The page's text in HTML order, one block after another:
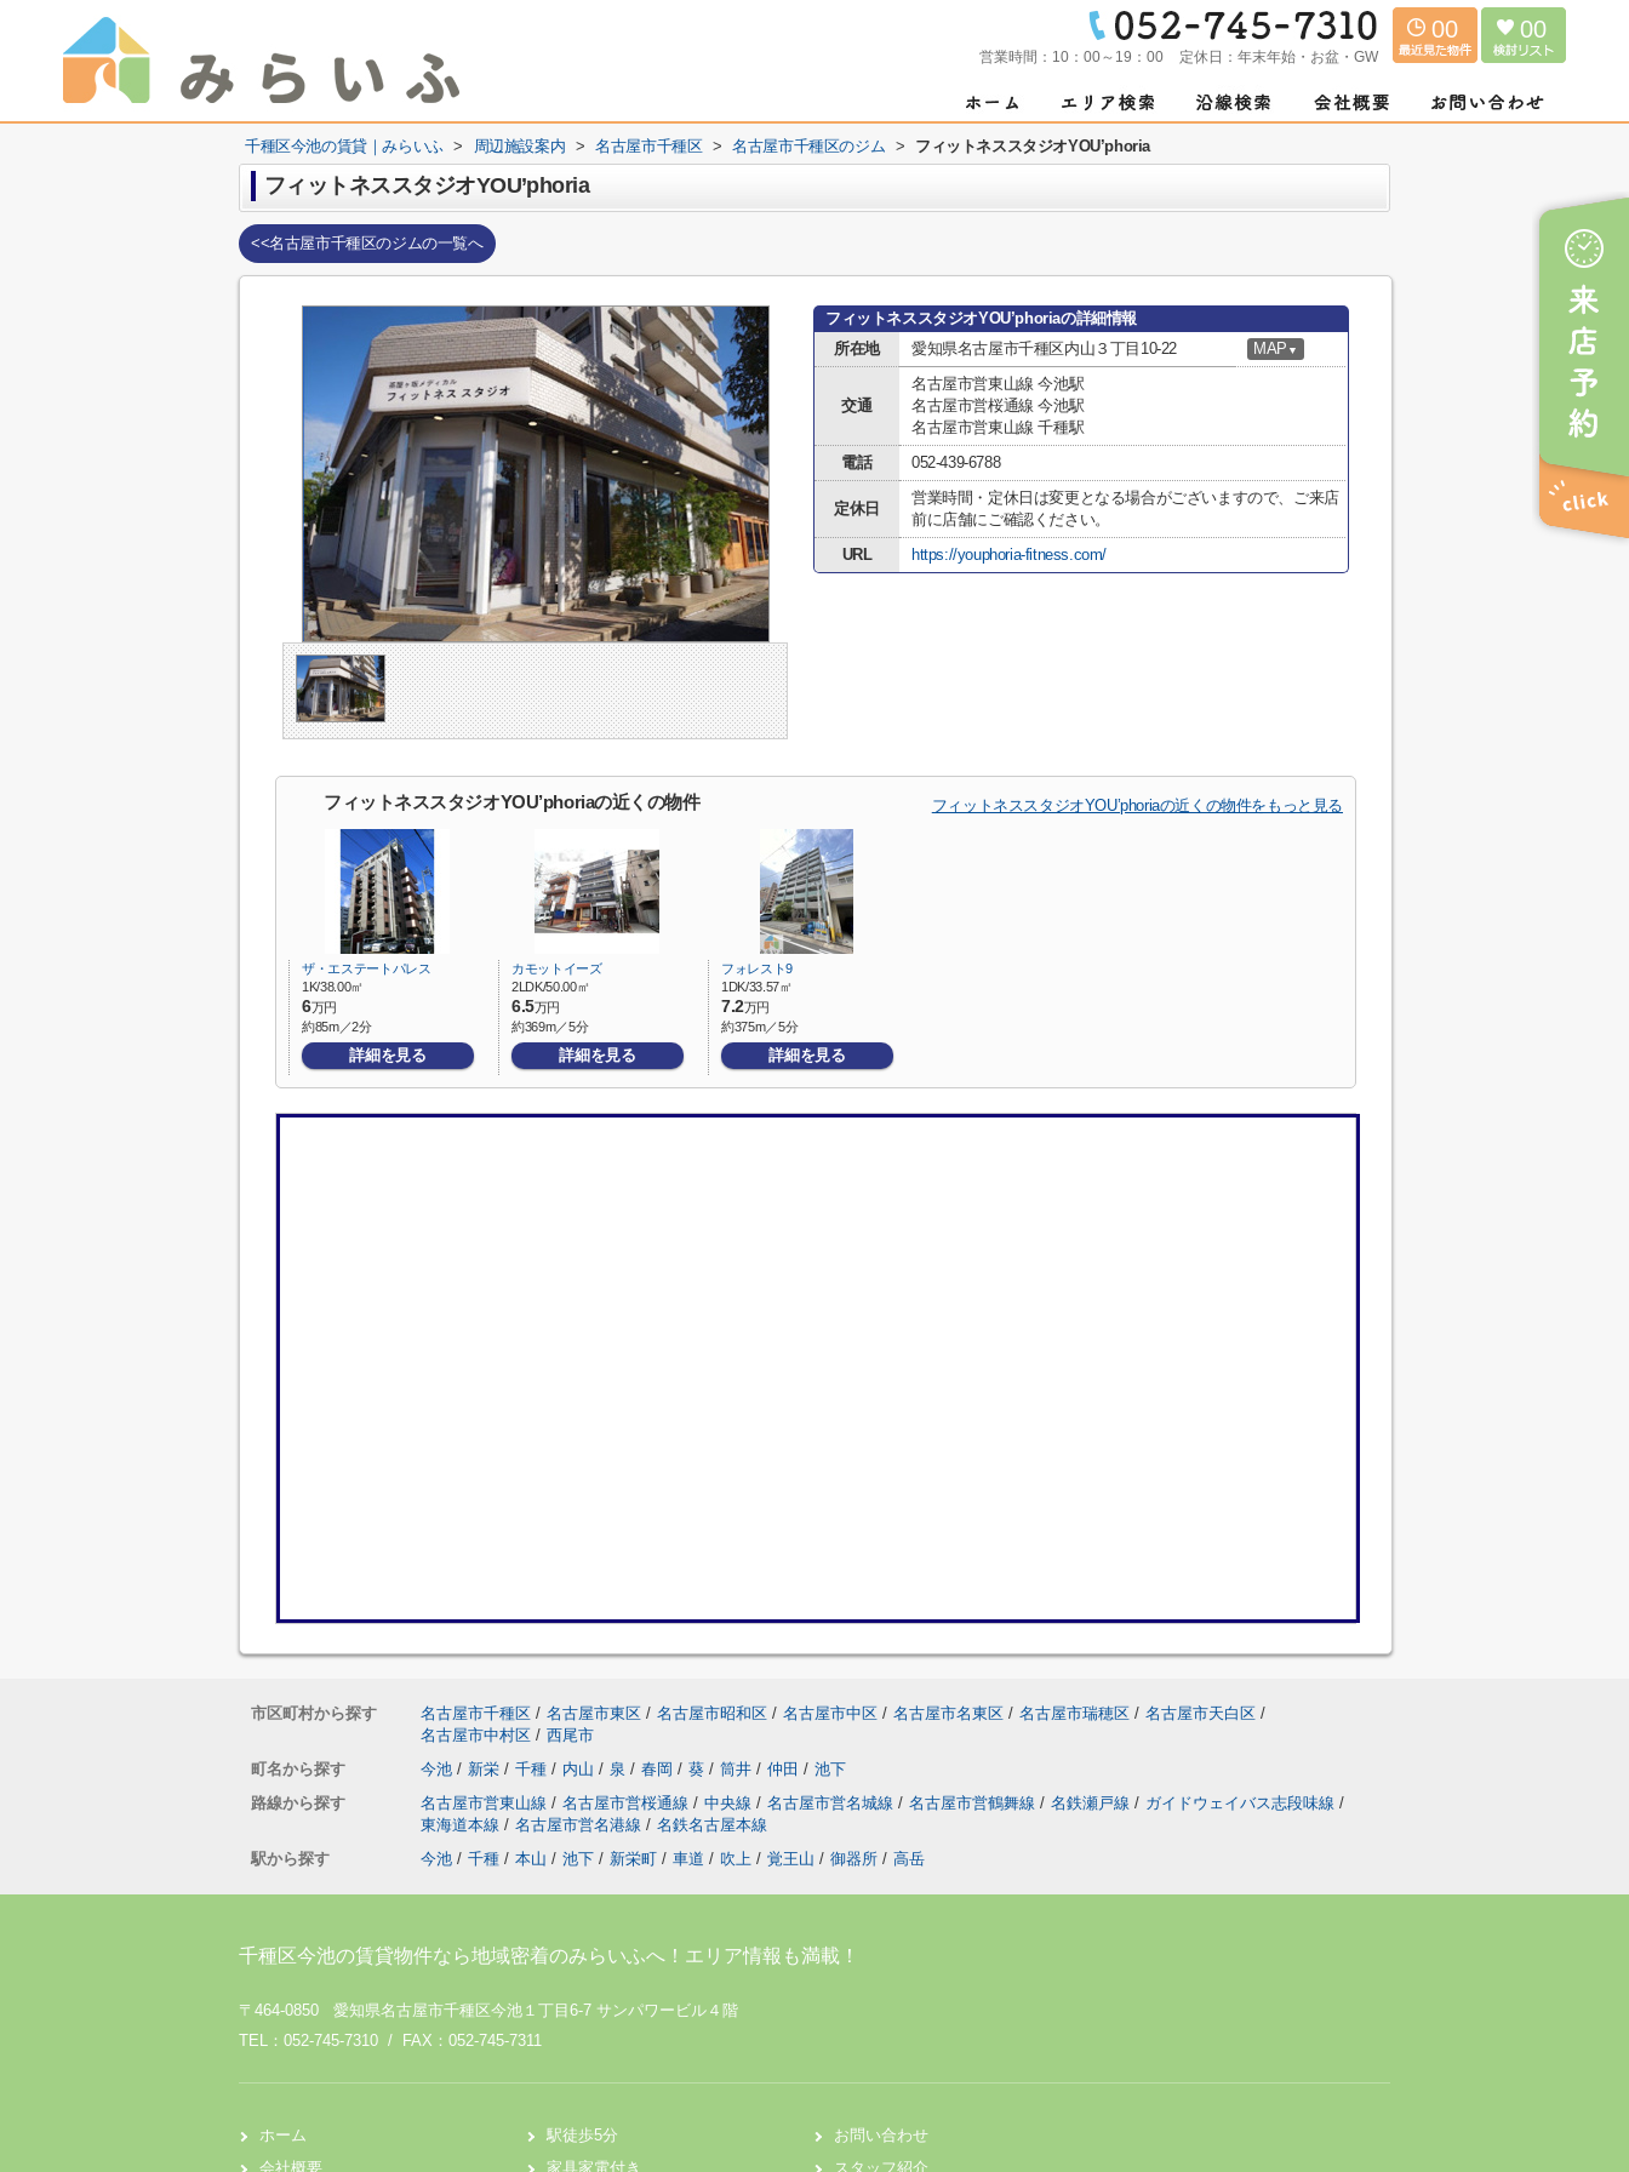
営業時間： 10：00～19：00 定休日： 年末年始・お盆・GW
00 00
千種区今池の賃貸｜みらいふ > 周辺施設案内 > 名古屋市千種区 > 名古屋市千種区のジム > フィットネススタジオYOU’phoria
フィットネススタジオYOU’phoria
<<名古屋市千種区のジムの一覧へ
フィットネススタジオYOU’phoriaの詳細情報
所在地
愛知県名古屋市千種区内山３丁目10-22 MAP ▼
交通
名古屋市営東山線 今池駅
名古屋市営桜通線 今池駅
名古屋市営東山線 千種駅
電話
052-439-6788
定休日
営業時間・定休日は変更となる場合がございますので、ご来店
前に店舗にご確認ください。
URL
https://youphoria-fitness.com/
フィットネススタジオYOU’phoriaの近くの物件 フィットネススタジオYOU’phoriaの近くの物件をもっと見る
ザ・エステートパレス
1K/38.00㎡
6万円
約85m／2分
詳細を見る
カモットイーズ
2LDK/50.00㎡
6.5万円
約369m／5分
詳細を見る
フォレスト9
1DK/33.57㎡
7.2万円
約375m／5分
詳細を見る
市区町村から探す 名古屋市千種区 / 名古屋市東区 / 名古屋市昭和区 / 名古屋市中区 / 名古屋市名東区 / 名古屋市瑞穂区 / 名古屋市天白区 /
名古屋市中村区 / 西尾市
町名から探す
今池 / 新栄 / 千種 / 内山 / 泉 / 春岡 / 葵 / 筒井 / 仲田 / 池下
路線から探す
名古屋市営東山線 / 名古屋市営桜通線 / 中央線 / 名古屋市営名城線 / 名古屋市営鶴舞線 / 名鉄瀬戸線 / ガイドウェイバス志段味線 /
東海道本線 / 名古屋市営名港線 / 名鉄名古屋本線
駅から探す
今池 / 千種 / 本山 / 池下 / 新栄町 / 車道 / 吹上 / 覚王山 / 御器所 / 高岳
千種区今池の賃貸物件なら地域密着のみらいふへ！エリア情報も満載！
〒464-0850 愛知県名古屋市千種区今池１丁目6-7 サンパワービル４階
TEL：052-745-7310 / FAX：052-745-7311
ホーム
会社概要
駅徒歩5分
家具家電付き
お問い合わせ
スタッフ紹介